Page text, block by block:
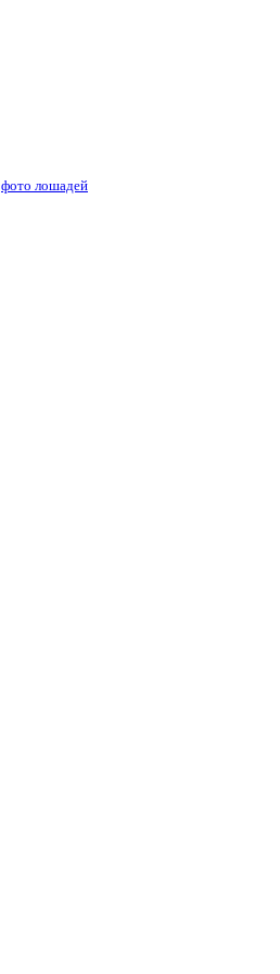
фото лошадей